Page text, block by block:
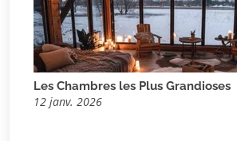
Les Chambres les Plus Grandioses
12 janv. 2026